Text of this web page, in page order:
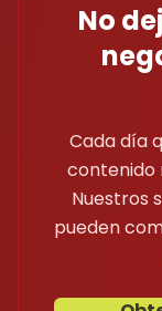
No
Cada día
contenido
Nuestros
pueden